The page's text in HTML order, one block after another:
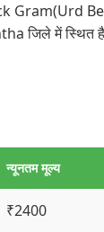
जिले में स्थित
न्यूनतम मूल्य
₹2400